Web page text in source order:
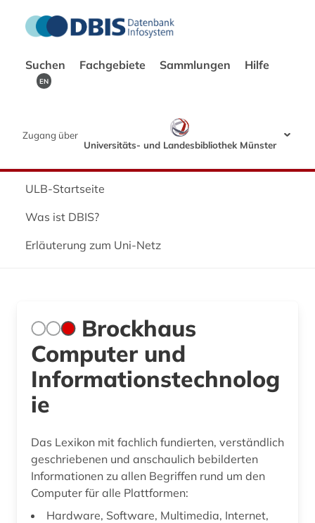
Suchen Fachgebiete Sammlungen Hilfe
EN
Zugang über
Universitäts- und Landesbibliothek Münster
ULB-Startseite
Was ist DBIS?
Erläuterung zum Uni-Netz
Brockhaus
Computer und
Informationstechnolog
ie
Das Lexikon mit fachlich fundierten, verständlich
geschriebenen und anschaulich bebilderten
Informationen zu allen Begriffen rund um den
Computer für alle Plattformen:
Hardware, Software, Multimedia, Internet,